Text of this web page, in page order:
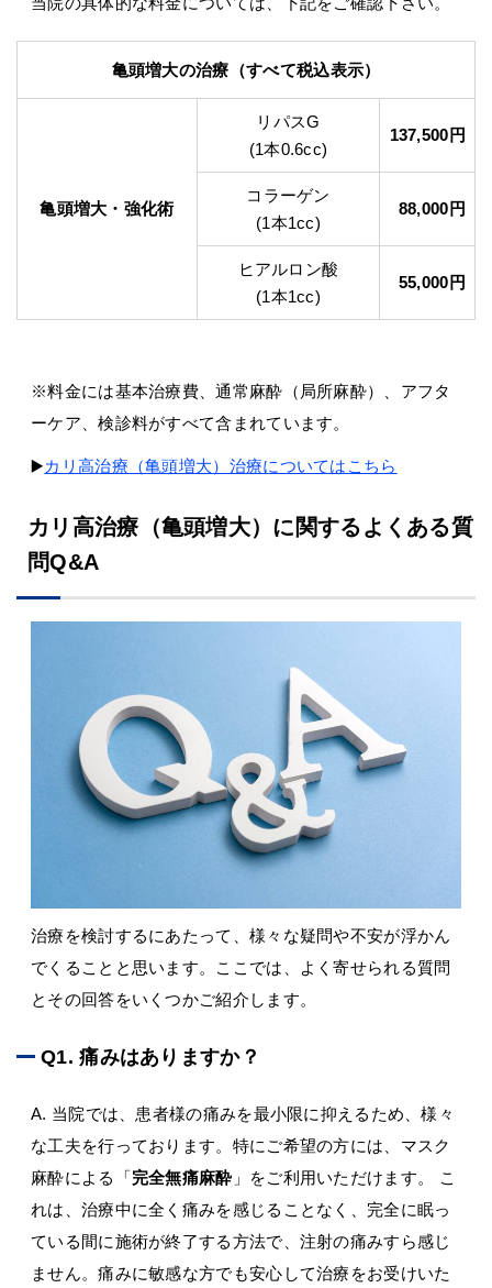
亀頭増大の治療 （すべて税込表示）
亀頭増大・強化術
リパスG
(1本0.6cc)
137,500円
コラーゲン
(1本1cc)
88,000円
ヒアルロン酸
(1本1cc)
55,000円
※料金には基本治療費、通常麻酔（局所麻酔）、アフタ
ーケア、検診料がすべて含まれています。
▶️カリ高治療（亀頭増大）治療についてはこちら
カリ高治療（亀頭増大）に関するよくある質
問Q&A
治療を検討するにあたって、様々な疑問や不安が浮かん
でくることと思います。ここでは、よく寄せられる質問
とその回答をいくつかご紹介します。
Q1. 痛みはありますか？
A. 当院では、患者様の痛みを最小限に抑えるため、様々
な工夫を行っております。特にご希望の方には、マスク
麻酔による「完全無痛麻酔 」をご利用いただけます。 こ
れは、治療中に全く痛みを感じることなく、完全に眠っ
ている間に施術が終了する方法で、注射の痛みすら感じ
ません。痛みに敏感な方でも安心して治療をお受けいた